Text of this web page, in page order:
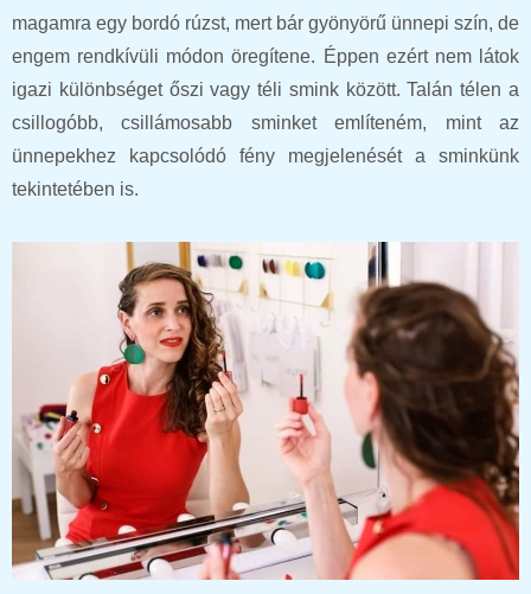
magamra egy bordó rúzst, mert bár gyönyörű ünnepi szín, de
engem rendkívüli módon öregítene. Éppen ezért nem látok
igazi különbséget őszi vagy téli smink között. Talán télen a
csillogóbb, csillámosabb sminket említeném, mint az
ünnepekhez kapcsolódó fény megjelenését a sminkünk
tekintetében is.